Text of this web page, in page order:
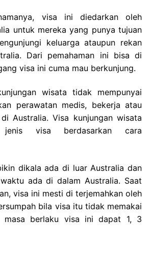
visa ini diedarkan oleh
untuk mereka yang punya tujuan
keluarga ataupun rekan
Dari pemahaman ini bisa di
visa ini cuma mau berkunjung.
wisata tidak mempunyai
perawatan medis, bekerja atau
Australia. Visa kunjungan wisata
visa berdasarkan cara
dikala ada di luar Australia dan
ada di dalam Australia. Saat
visa ini mesti di terjemahkan oleh
bila visa itu tidak memakai
masa berlaku visa ini dapat 1, 3